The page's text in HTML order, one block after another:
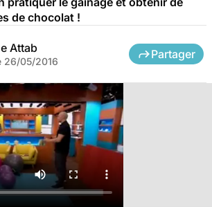
de chocolat !
Attab
26/05/2016
Partager